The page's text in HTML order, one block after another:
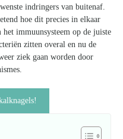
indringers van buitenaf.
hoe dit precies in elkaar
immuunsysteem op de juiste
zitten overal en nu de
ziek gaan worden door